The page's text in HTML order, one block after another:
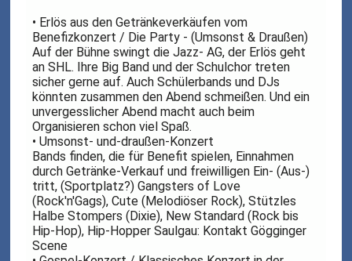
• Erlös aus den Getränkeverkäufen vom
Benefizkonzert / Die Party - (Umsonst & Draußen)
Auf der Bühne swingt die Jazz- AG, der Erlös geht
an SHL. Ihre Big Band und der Schulchor treten
sicher gerne auf. Auch Schülerbands und DJs
könnten zusammen den Abend schmeißen. Und ein
unvergesslicher Abend macht auch beim
Organisieren schon viel Spaß.
• Umsonst- und-draußen-Konzert
Bands finden, die für Benefit spielen, Einnahmen
durch Getränke-Verkauf und freiwilligen Ein- (Aus-)
tritt, (Sportplatz?) Gangsters of Love
(Rock'n'Gags), Cute (Melodiöser Rock), Stützles
Halbe Stompers (Dixie), New Standard (Rock bis
Hip-Hop), Hip-Hopper Saulgau: Kontakt Gögginger
Scene